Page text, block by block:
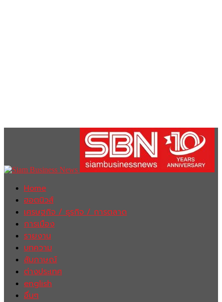
Home
ฮอตนิวส์
เศรษฐกิจ / ธุรกิจ / การตลาด
การเมือง
รายงาน
บทความ
สัมภาษณ์
ต่างประเทศ
english
อื่นๆ